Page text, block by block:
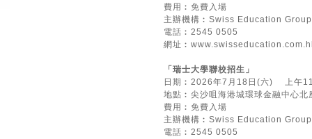
費用︰免費入場
主辦機構︰Swiss Education Group
電話︰2545 0505
網址︰
「瑞士大學聯校招生」
日期︰2026年7月18日(六) 上午
地點︰尖沙咀海港城環球金融中心北
費用︰免費入場
主辦機構︰Swiss Education Group
電話︰2545 0505